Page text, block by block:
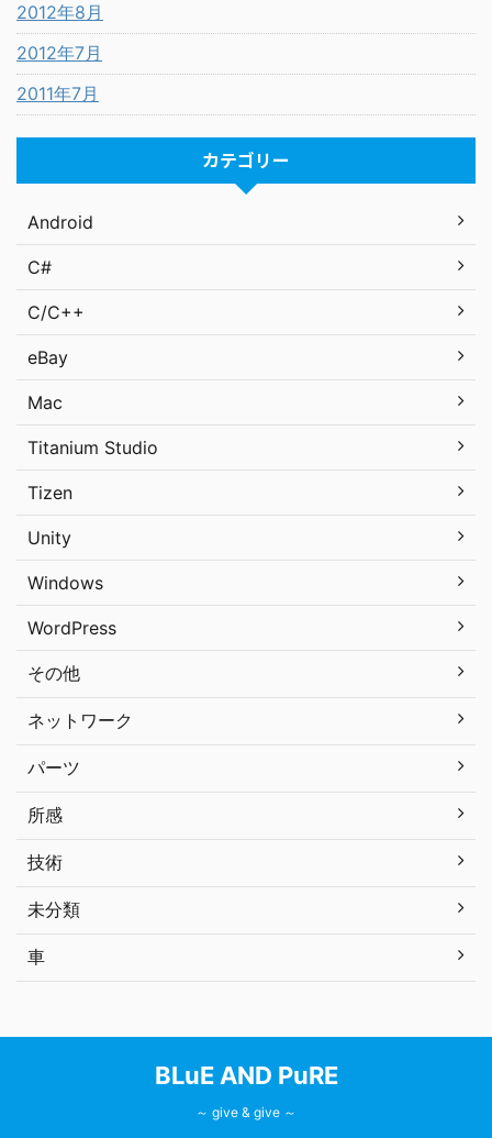
2012年8月
2012年7月
2011年7月
カテゴリー
Android
C#
C/C++
eBay
Mac
Titanium Studio
Tizen
Unity
Windows
WordPress
その他
ネットワーク
パーツ
所感
技術
未分類
車
BLuE AND PuRE
～ give & give ～